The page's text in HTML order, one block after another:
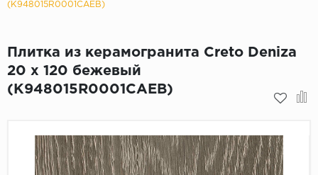
Производители
Керамогранит
Искусственный камень
Клинкер
(K948015R0001CAEB)
Плитка из керамогранита Creto Deniza
20 x 120 бежевый
(K948015R0001CAEB)